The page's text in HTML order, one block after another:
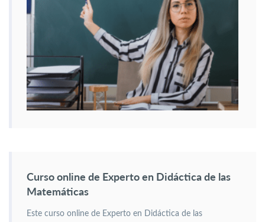
Curso online de Experto en Didáctica de las
Matemáticas
Este curso online de Experto en Didáctica de las